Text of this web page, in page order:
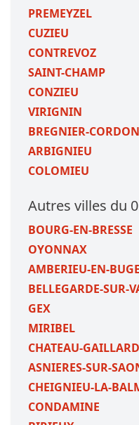
PREMEYZEL
CUZIEU
CONTREVOZ
SAINT-CHAMP
CONZIEU
VIRIGNIN
BREGNIER-CORDON
ARBIGNIEU
COLOMIEU
Autres villes du
BOURG-EN-BRESSE
OYONNAX
AMBERIEU-EN-
BELLEGARDE-SUR-
GEX
MIRIBEL
CHATEAU-GAILLARD
ASNIERES-SUR-
CHEIGNIEU-LA-
CONDAMINE